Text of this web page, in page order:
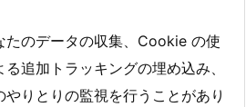
たのデータの収集、Cookie の使
追加トラッキングの埋め込み、
りとりの監視を行うことがあり